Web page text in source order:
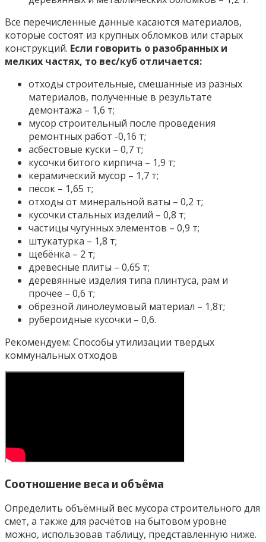
Все перечисленные данные касаются материалов,
которые состоят из крупных обломков или старых
конструкций. Если говорить о разобранных и
мелких частях, то вес/куб отличается:
отходы строительные, смешанные из разных
материалов, полученные в результате
демонтажа – 1,6 т;
мусор строительный после проведения
ремонтных работ -0,16 т;
асбестовые куски – 0,7 т;
кусочки битого кирпича – 1,9 т;
керамический мусор – 1,7 т;
песок – 1,65 т;
отходы от минеральной ваты – 0,2 т;
кусочки стальных изделий – 0,8 т;
частицы чугунных элементов – 0,9 т;
штукатурка – 1,8 т;
щебёнка – 2 т;
древесные плиты – 0,65 т;
деревянные изделия типа плинтуса, рам и
прочее – 0,6 т;
обрезной линолеумовый материал – 1,8т;
рубероидные кусочки – 0,6.
Рекомендуем: Способы утилизации твердых
коммунальных отходов
Соотношение веса и объёма
Определить объёмный вес мусора строительного для
смет, а также для расчётов на бытовом уровне
можно, использовав таблицу, представленную ниже.